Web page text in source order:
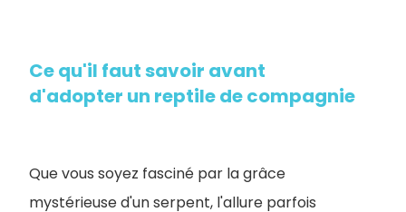
Ce qu'il faut savoir avant
d'adopter un reptile de compagnie
Que vous soyez fasciné par la grâce
mystérieuse d'un serpent, l'allure parfois